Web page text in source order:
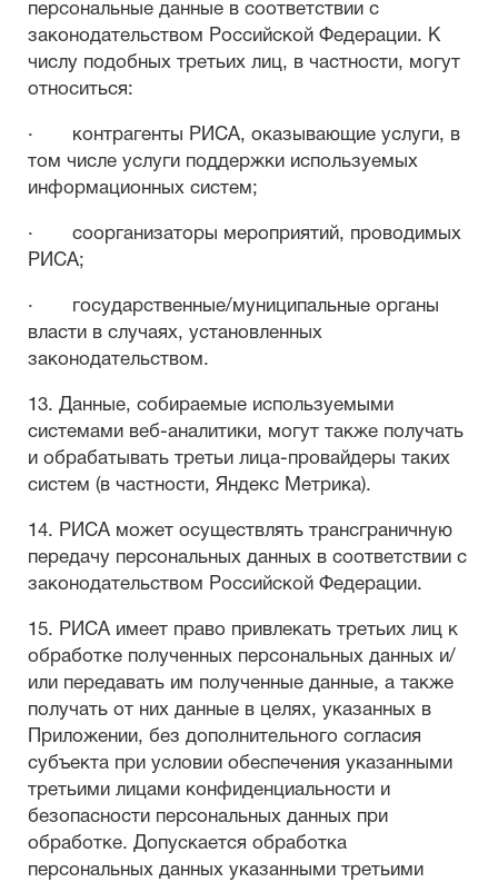
персональные данные в соответствии с
законодательством Российской Федерации. К
числу подобных третьих лиц, в частности, могут
относиться:
· контрагенты РИСА, оказывающие услуги, в
том числе услуги поддержки используемых
информационных систем;
· соорганизаторы мероприятий, проводимых
РИСА;
· государственные/муниципальные органы
власти в случаях, установленных
законодательством.
13. Данные, собираемые используемыми
системами веб-аналитики, могут также получать
и обрабатывать третьи лица-провайдеры таких
систем (в частности, Яндекс Метрика).
14. РИСА может осуществлять трансграничную
передачу персональных данных в соответствии с
законодательством Российской Федерации.
15. РИСА имеет право привлекать третьих лиц к
обработке полученных персональных данных и/
или передавать им полученные данные, а также
получать от них данные в целях, указанных в
Приложении, без дополнительного согласия
субъекта при условии обеспечения указанными
третьими лицами конфиденциальности и
безопасности персональных данных при
обработке. Допускается обработка
персональных данных указанными третьими